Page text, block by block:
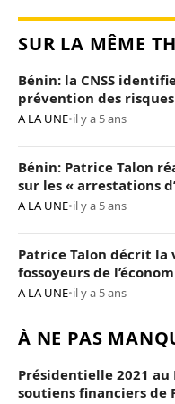
SUR LA MÊME
Bénin: la CNSS
prévention des
A LA UNE•il y a 5 ans
Bénin: Patrice Talon
sur les « arrestations
A LA UNE•il y a 5 ans
Patrice Talon décrit
fossoyeurs de
A LA UNE•il y a 5 ans
À NE PAS
Présidentielle 2021 au
soutiens financiers de